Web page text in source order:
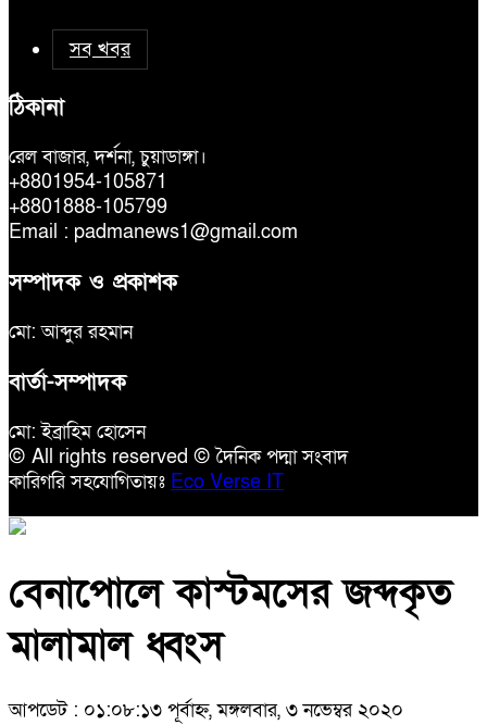
সব খবর
ঠিকানা
রেল বাজার, দর্শনা, চুয়াডাঙ্গা।
+8801954-105871
+8801888-105799
Email : padmanews1@gmail.com
সম্পাদক ও প্রকাশক
মো: আব্দুর রহমান
বার্তা-সম্পাদক
মো: ইব্রাহিম হোসেন
© All rights reserved © দৈনিক পদ্মা সংবাদ
কারিগরি সহযোগিতায়ঃ Eco Verse IT
বেনাপোলে কাস্টমসের জব্দকৃত
মালামাল ধ্বংস
আপডেট : ০১:০৮:১৩ পূর্বাহ্ন, মঙ্গলবার, ৩ নভেম্বর ২০২০